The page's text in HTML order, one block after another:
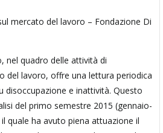
mercato del lavoro – Fondazione Di
nel quadro delle attività di
del lavoro, offre una lettura periodica
disoccupazione e inattività. Questo
del primo semestre 2015 (gennaio-
quale ha avuto piena attuazione il